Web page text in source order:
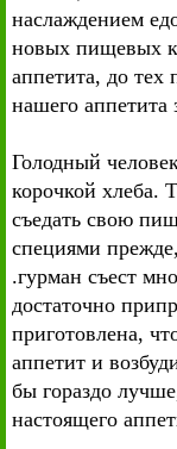
наслаждением
новых пищевых
аппетита, до тех
нашего аппетита
Голодный
корочкой хлеба.
съедать свою
специями
.гурман съест
достаточно
приготовлена,
аппетит и
бы гораздо
настоящего